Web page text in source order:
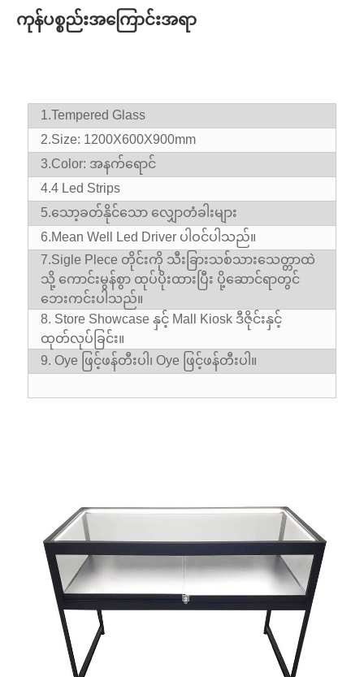
ကုန်ပစ္စည်းအကြောင်းအရာ
1.Tempered Glass
2.Size: 1200X600X900mm
3.Color: အနက်ရောင်
4.4 Led Strips
5.သော့ခတ်နိုင်သော လျှောတံခါးများ
6.Mean Well Led Driver ပါဝင်ပါသည်။
7.Sigle Plece တိုင်းကို သီးခြားသစ်သားသေတ္တာထဲ
သို့ ကောင်းမွန်စွာ ထုပ်ပိုးထားပြီး ပို့ဆောင်ရာတွင်
ဘေးကင်းပါသည်။
8. Store Showcase နှင့် Mall Kiosk ဒီဇိုင်းနှင့်
ထုတ်လုပ်ခြင်း။
9. Oye ဖြင့်ဖန်တီးပါ၊ Oye ဖြင့်ဖန်တီးပါ။